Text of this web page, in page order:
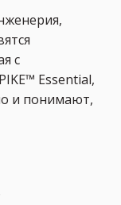
с
Essential,
и понимают,